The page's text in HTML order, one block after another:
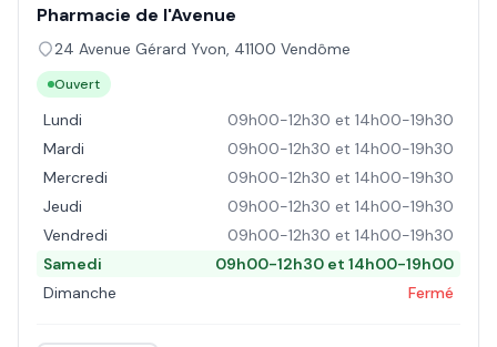
Pharmacie de l'Avenue
24 Avenue Gérard Yvon, 41100 Vendôme
Ouvert
Lundi
09h00-12h30 et 14h00-19h30
Mardi
09h00-12h30 et 14h00-19h30
Mercredi
09h00-12h30 et 14h00-19h30
Jeudi
09h00-12h30 et 14h00-19h30
Vendredi
09h00-12h30 et 14h00-19h30
Samedi
09h00-12h30 et 14h00-19h00
Dimanche
Fermé